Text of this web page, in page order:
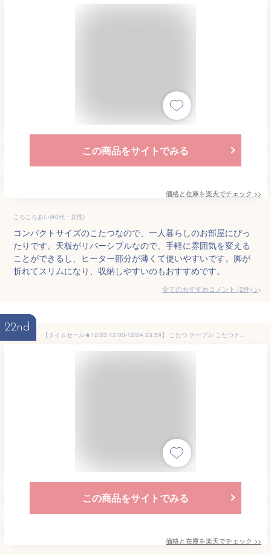
この商品をサイトでみる
価格と在庫を楽天でチェック >>
ころころあい(40代・女性)
コンパクトサイズのこたつなので、一人暮らしのお部屋にぴっ
たりです。天板がリバーシブルなので、手軽に雰囲気を変える
ことができるし、ヒーター部分が薄くて使いやすいです。脚が
折れてスリムになり、収納しやすいのもおすすめです。
全てのおすすめコメント (2件) >
22nd
【タイムセール★12/23 12:00-12/24 23:59】 こたつ テーブル こたつテーブル 正方形 一人用 こたつ台 コンパクト「カジュアルこたつ台」60×60cm センターテーブル ローテーブル おしゃれ 一人暮らし テレワーク 在宅勤務 デスク 机【返品不可】 省エネ
この商品をサイトでみる
価格と在庫を楽天でチェック >>